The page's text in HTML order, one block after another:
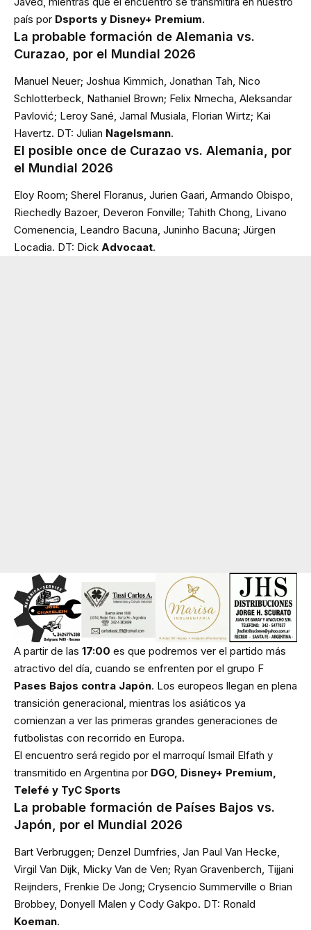
país por Dsports y Disney+ Premium.
La probable formación de Alemania vs.
Curazao, por el Mundial 2026
Manuel Neuer; Joshua Kimmich, Jonathan Tah, Nico
Schlotterbeck, Nathaniel Brown; Felix Nmecha, Aleksandar
Pavlović; Leroy Sané, Jamal Musiala, Florian Wirtz; Kai
Havertz. DT: Julian Nagelsmann.
El posible once de Curazao vs. Alemania, por
el Mundial 2026
Eloy Room; Sherel Floranus, Jurien Gaari, Armando Obispo,
Riechedly Bazoer, Deveron Fonville; Tahith Chong, Livano
Comenencia, Leandro Bacuna, Juninho Bacuna; Jürgen
Locadia. DT: Dick Advocaat.
A partir de las 17:00 es que podremos ver el partido más
atractivo del día, cuando se enfrenten por el grupo F
Pases Bajos contra Japón. Los europeos llegan en plena
transición generacional, mientras los asiáticos ya
comienzan a ver las primeras grandes generaciones de
futbolistas con recorrido en Europa.
El encuentro será regido por el marroquí Ismail Elfath y
transmitido en Argentina por DGO, Disney+ Premium,
Telefé y TyC Sports
La probable formación de Países Bajos vs.
Japón, por el Mundial 2026
Bart Verbruggen; Denzel Dumfries, Jan Paul Van Hecke,
Virgil Van Dijk, Micky Van de Ven; Ryan Gravenberch, Tijjani
Reijnders, Frenkie De Jong; Crysencio Summerville o Brian
Brobbey, Donyell Malen y Cody Gakpo. DT: Ronald
Koeman.